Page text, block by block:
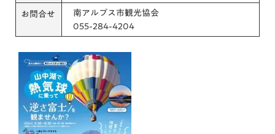
お問合せ
南アルプス市観光協会
055-284-4204